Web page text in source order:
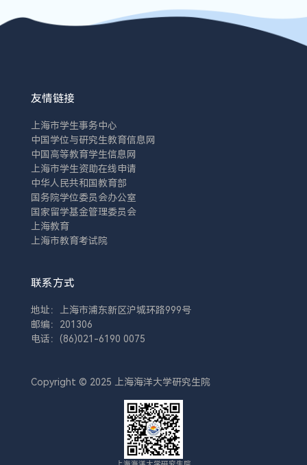
友情链接
上海市学生事务中心
中国学位与研究生教育信息网
中国高等教育学生信息网
上海市学生资助在线申请
中华人民共和国教育部
国务院学位委员会办公室
国家留学基金管理委员会
上海教育
上海市教育考试院
联系方式
地址：上海市浦东新区沪城环路999号
邮编：201306
电话：(86)021-6190 0075
Copyright © 2025 上海海洋大学研究生院